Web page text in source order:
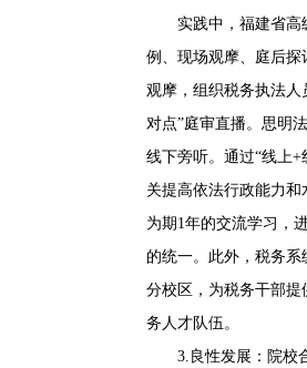
实践中，福建省高级
例、现场观摩、庭后
观摩，组织税务执法人
对点”庭审直播。思明
线下旁听。通过“线上
关提高依法行政能力
为期1年的交流学习，
的统一。此外，税务
分校区，为税务干部
务人才队伍。
3.良性发展：院校合